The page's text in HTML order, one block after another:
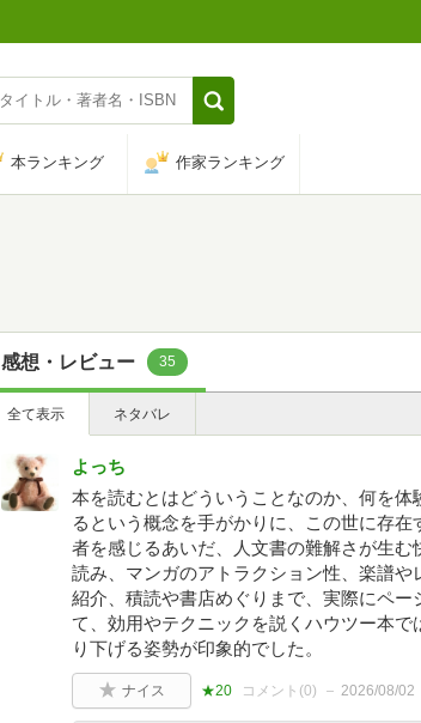
本ランキング 作家ランキング
感想・レビュー 35
全て表示 ネタバレ
よっち
本を読むとはどういうことなのか、何を
るという概念を手がかりに、この世に存
者を感じるあいだ、人文書の難解さが生
読み、マンガのアトラクション性、楽譜
紹介、積読や書店めぐりまで、実際にペ
て、効用やテクニックを説くハウツー本
り下げる姿勢が印象的でした。
ナイス ★20 コメント(0) 2026/08/02